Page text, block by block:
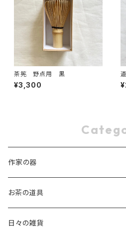
茶筅 野点用 黒
¥3,300
作家の器
稲葉 周子 Chikako Inaba
片瀬 和宏 Kazuhiro Katase
お茶の道具
茶杓
日々の雑貨